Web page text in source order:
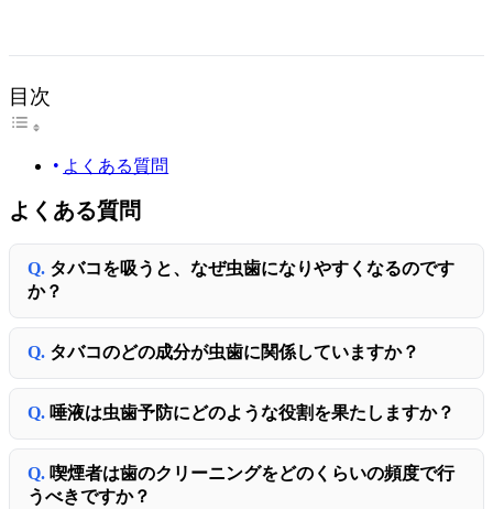
目次
よくある質問
よくある質問
タバコを吸うと、なぜ虫歯になりやすくなるのです
か？
タバコのどの成分が虫歯に関係していますか？
唾液は虫歯予防にどのような役割を果たしますか？
喫煙者は歯のクリーニングをどのくらいの頻度で行
うべきですか？